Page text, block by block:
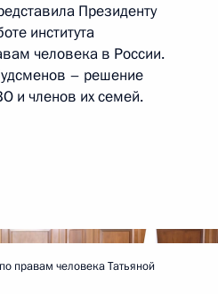
Президенту
института
человека в России.
– решение
и членов их семей.
правам человека Татьяной